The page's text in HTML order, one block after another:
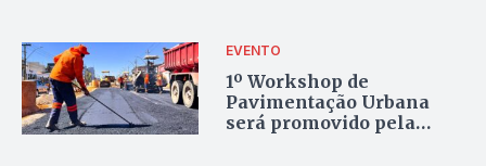
EVENTO
1º Workshop de
Pavimentação Urbana
será promovido pela